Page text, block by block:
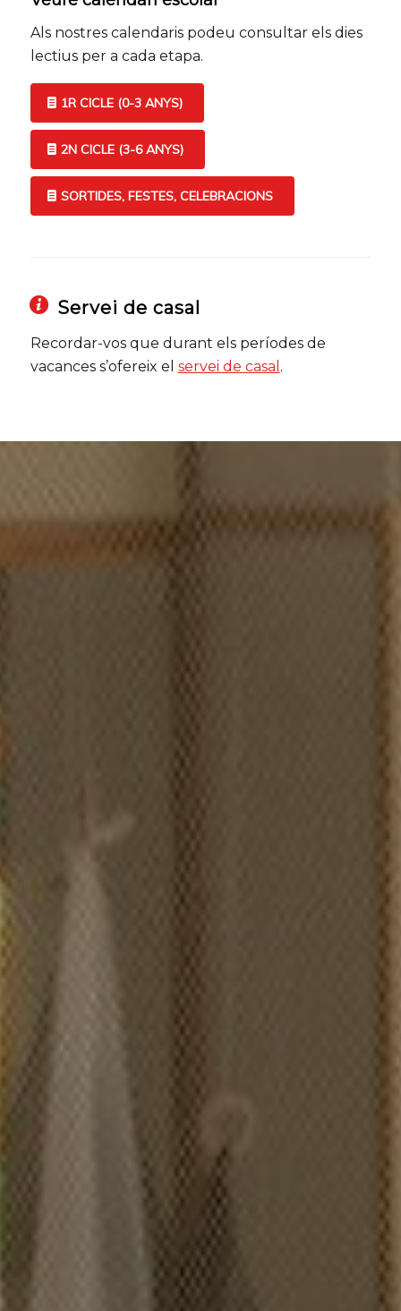
Als nostres calendaris podeu consultar els dies
lectius per a cada etapa.
1R CICLE (0-3 ANYS)
2N CICLE (3-6 ANYS)
SORTIDES, FESTES, CELEBRACIONS
Servei de casal
Recordar-vos que durant els períodes de
vacances s’ofereix el servei de casal .